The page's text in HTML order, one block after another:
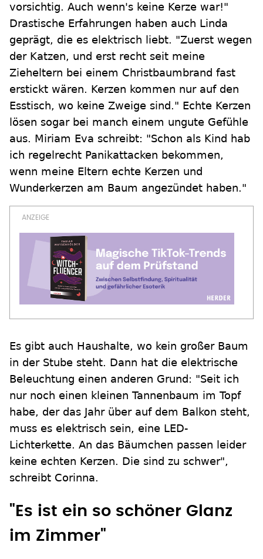
vorsichtig. Auch wenn's keine Kerze war!"
Drastische Erfahrungen haben auch Linda
geprägt, die es elektrisch liebt. "Zuerst wegen
der Katzen, und erst recht seit meine
Zieheltern bei einem Christbaumbrand fast
erstickt wären. Kerzen kommen nur auf den
Esstisch, wo keine Zweige sind." Echte Kerzen
lösen sogar bei manch einem ungute Gefühle
aus. Miriam Eva schreibt: "Schon als Kind hab
ich regelrecht Panikattacken bekommen,
wenn meine Eltern echte Kerzen und
Wunderkerzen am Baum angezündet haben."
Es gibt auch Haushalte, wo kein großer Baum
in der Stube steht. Dann hat die elektrische
Beleuchtung einen anderen Grund: "Seit ich
nur noch einen kleinen Tannenbaum im Topf
habe, der das Jahr über auf dem Balkon steht,
muss es elektrisch sein, eine LED-
Lichterkette. An das Bäumchen passen leider
keine echten Kerzen. Die sind zu schwer",
schreibt Corinna.
"Es ist ein so schöner Glanz
im Zimmer"